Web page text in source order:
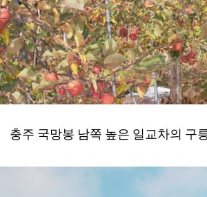
충주 국망봉 남쪽 높은 일교차의 구